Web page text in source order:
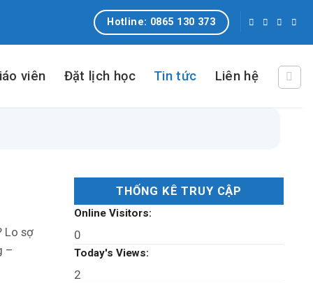
Hotline: 0865 130 373
viên Đặt lịch học Tin tức Liên hệ
Lo sợ
–
THỐNG KÊ TRUY CẬP
Online Visitors:
0
Today's Views:
2